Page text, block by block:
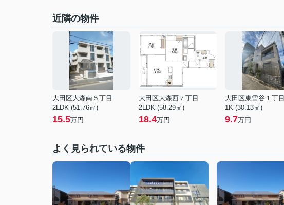
近隣の物件
大田区大森南５丁目
2LDK (51.76㎡)
15.5万円
大田区大森西７丁目
2LDK (58.29㎡)
18.4万円
大田区東雪谷１丁目
1K (30.13㎡)
9.7万円
よく見られている物件